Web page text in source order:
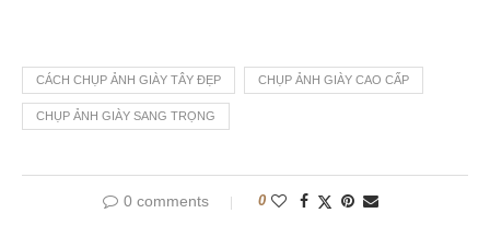
CÁCH CHỤP ẢNH GIÀY TÂY ĐẸP CHỤP ẢNH GIÀY CAO CẤP
CHỤP ẢNH GIÀY SANG TRỌNG
0 comments 0